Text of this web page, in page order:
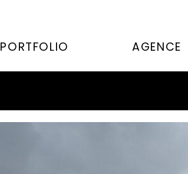
PORTFOLIO AGENCE